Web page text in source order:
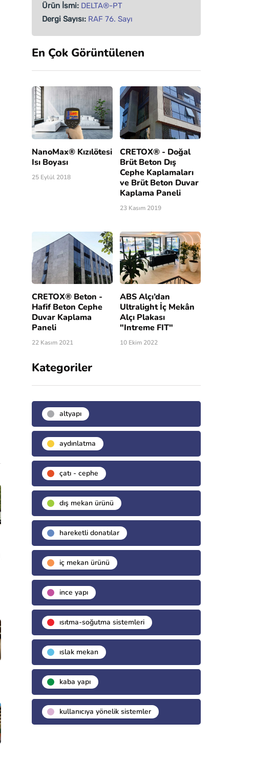
Ürün İsmi: DELTA®-PT
Dergi Sayısı: RAF 76. Sayı
En Çok Görüntülenen
NanoMax® Kızılötesi
Isı Boyası
25 Eylül 2018
CRETOX® - Doğal
Brüt Beton Dış
Cephe Kaplamaları
ve Brüt Beton Duvar
Kaplama Paneli
23 Kasım 2019
CRETOX® Beton -
Hafif Beton Cephe
Duvar Kaplama
Paneli
22 Kasım 2021
ABS Alçı’dan
Ultralight İç Mekân
Alçı Plakası
"Intreme FIT"
10 Ekim 2022
Kategoriler
altyapı
aydınlatma
çatı - cephe
dış mekan ürünü
hareketli donatılar
i̇ç mekan ürünü
i̇nce yapı
isıtma-soğutma sistemleri
islak mekan
kaba yapı
kullanıcıya yönelik sistemler